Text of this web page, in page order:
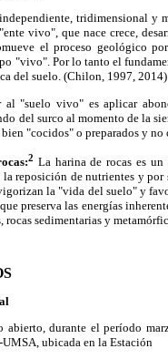
tridimensional
vivo", que nace crece,
el proceso geológico
"vivo". Por lo tanto el
del suelo. (Chilon, 1997, 2014)
al "suelo vivo" es aplicar
del surco al momento de la
"cocidos" o preparados y
2 La harina de rocas es
reposición de nutrientes y
la "vida del suelo" y
preserva las energías
rocas sedimentarias y
abierto, durante el período
ubicada en la Estación